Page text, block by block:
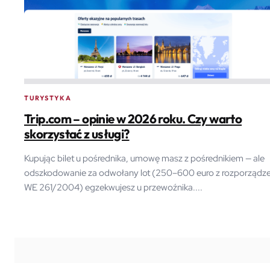
TURYSTYKA
Trip.com – opinie w 2026 roku. Czy warto
skorzystać z usługi?
Kupując bilet u pośrednika, umowę masz z pośrednikiem — ale
odszkodowanie za odwołany lot (250–600 euro z
WE 261/2004) egzekwujesz u przewoźnika....